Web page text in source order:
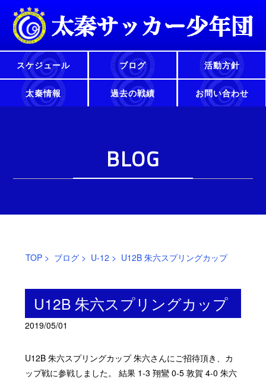
スケジュール ブログ 活動方針
太秦情報 過去の戦績 お問い合わせ
BLOG
TOP> ブログ> U-12 > U12B 朱六スプリングカップ
U12B 朱六スプリングカップ
2019/05/01
U12B 朱六スプリングカップ 朱六さんにご招待頂き、カ
ップ戦に参戦しました。 結果 1-3 翔鸞 0-5 敦賀 4-0 朱六